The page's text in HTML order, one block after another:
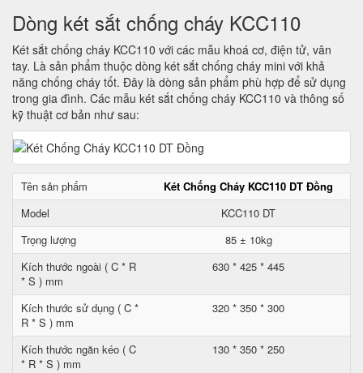
Dòng két sắt chống cháy KCC110
Két sắt chống cháy KCC110 với các mẫu khoá cơ, điện tử, vân
tay. Là sản phẩm thuộc dòng két sắt chống cháy mini với khả
năng chống cháy tốt. Đây là dòng sản phẩm phù hợp để sử dụng
trong gia đình. Các mẫu két sắt chống cháy KCC110 và thông số
kỹ thuật cơ bản như sau:
Tên sản phẩm
Két Chống Cháy KCC110 DT Đồng
Model
KCC110 DT
Trọng lượng
85 ± 10kg
Kích thước ngoài ( C * R
* S ) mm
630 * 425 * 445
Kích thước sử dụng ( C *
R * S ) mm
320 * 350 * 300
Kích thước ngăn kéo ( C
* R * S ) mm
130 * 350 * 250